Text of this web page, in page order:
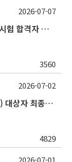
2026학년도 2학기 석·박사 논문제출자격시험 합격자 공고(TSQ Exam Result)
3560
2026-07-07
2025학년도 후기 학위수여(2026.8. 졸업) 대상자 최종인준 논문 제출 안내
4829
2026-07-02
2026-07-01